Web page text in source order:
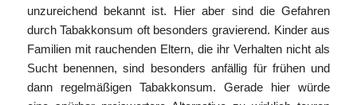
unzureichend bekannt ist. Hier aber sind die Gefahren
durch Tabakkonsum oft besonders gravierend. Kinder aus
Familien mit rauchenden Eltern, die ihr Verhalten nicht als
Sucht benennen, sind besonders anfällig für frühen und
dann regelmäßigen Tabakkonsum. Gerade hier würde